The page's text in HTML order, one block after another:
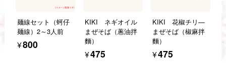
麺線セット（蚵仔
麺線）2～3人前
¥800
KIKI ネギオイル
まぜそば（蔥油拌
麵）
¥475
KIKI 花椒チリ—
まぜそば（椒麻拌
麵）
¥475